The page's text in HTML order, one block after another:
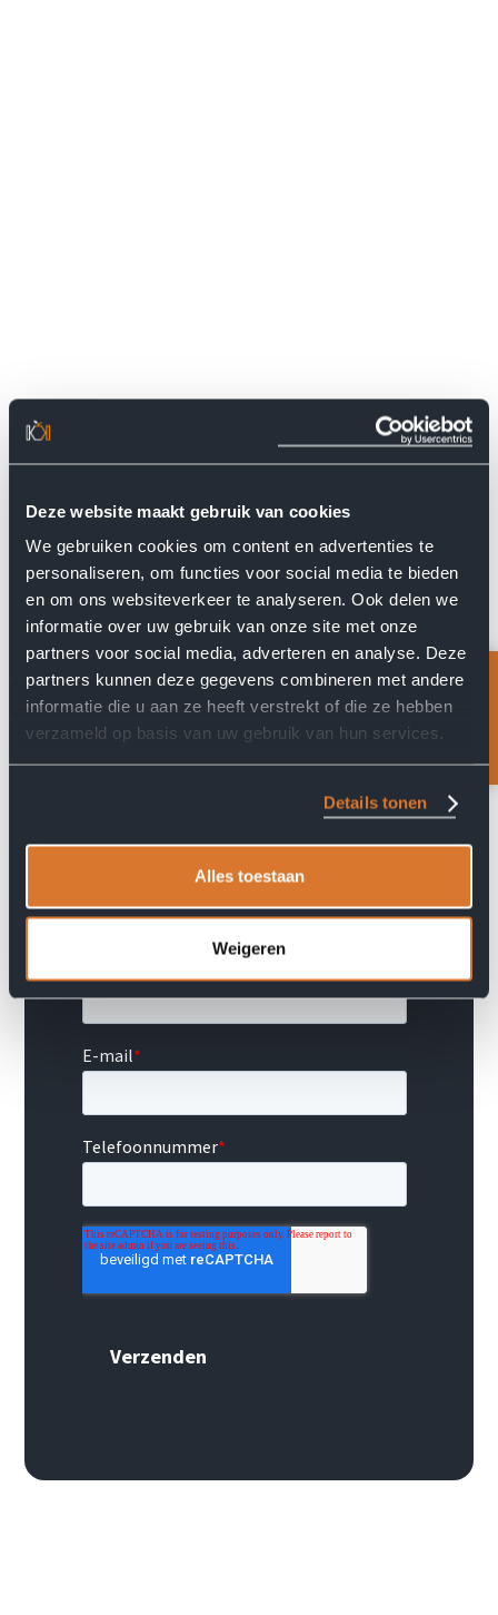
Deze website maakt gebruik van cookies
We gebruiken cookies om content en advertenties te
personaliseren, om functies voor social media te bieden
en om ons websiteverkeer te analyseren. Ook delen we
informatie over uw gebruik van onze site met onze
partners voor social media, adverteren en analyse. Deze
partners kunnen deze gegevens combineren met andere
informatie die u aan ze heeft verstrekt of die ze hebben
verzameld op basis van uw gebruik van hun services.
Details tonen
Alles toestaan
Weigeren
Bereken de prijs
Vul het onderstaande formulier in.